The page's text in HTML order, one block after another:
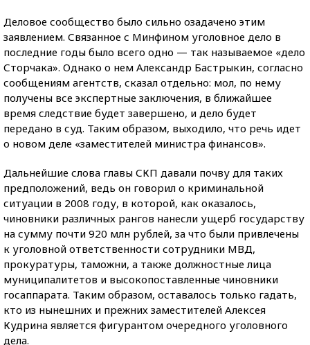
Деловое сообщество было сильно озадачено этим
заявлением. Связанное с Минфином уголовное дело в
последние годы было всего одно — так называемое «дело
Сторчака». Однако о нем Александр Бастрыкин, согласно
сообщениям агентств, сказал отдельно: мол, по нему
получены все экспертные заключения, в ближайшее
время следствие будет завершено, и дело будет
передано в суд. Таким образом, выходило, что речь идет
о новом деле «заместителей министра финансов».
Дальнейшие слова главы СКП давали почву для таких
предположений, ведь он говорил о криминальной
ситуации в 2008 году, в которой, как оказалось,
чиновники различных рангов нанесли ущерб государству
на сумму почти 920 млн рублей, за что были привлечены
к уголовной ответственности сотрудники МВД,
прокуратуры, таможни, а также должностные лица
муниципалитетов и высокопоставленные чиновники
госаппарата. Таким образом, оставалось только гадать,
кто из нынешних и прежних заместителей Алексея
Кудрина является фигурантом очередного уголовного
дела.